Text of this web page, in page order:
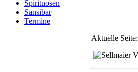
Spirituosen
Sansibar
Termine
Aktuelle Seite: